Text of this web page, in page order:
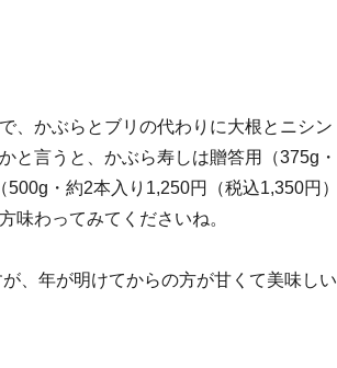
、かぶらとブリの代わりに大根とニシン
と言うと、かぶら寿しは贈答用（375g・
・約2本入り1,250円（税込1,350円）
味わってみてくださいね。
、年が明けてからの方が甘くて美味しい